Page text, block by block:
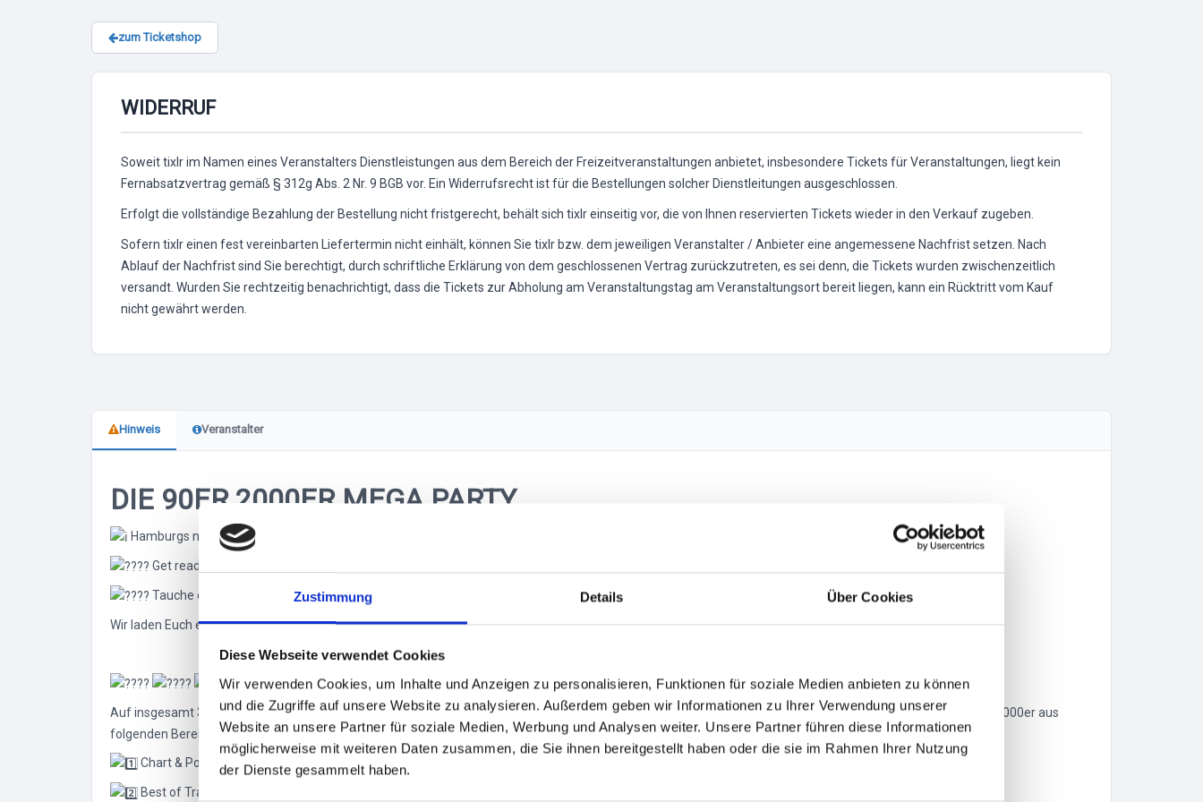
Zustimmung Details Über Cookies
Diese Webseite verwendet Cookies
Wir verwenden Cookies, um Inhalte und Anzeigen zu personalisieren, Funktionen für soziale Medien anbieten zu können
und die Zugriffe auf unsere Website zu analysieren. Außerdem geben wir Informationen zu Ihrer Verwendung unserer
Website an unsere Partner für soziale Medien, Werbung und Analysen weiter. Unsere Partner führen diese Informationen
möglicherweise mit weiteren Daten zusammen, die Sie ihnen bereitgestellt haben oder die sie im Rahmen Ihrer Nutzung
der Dienste gesammelt haben.
zum Ticketshop
WIDERRUF
Soweit tixlr im Namen eines Veranstalters Dienstleistungen aus dem Bereich der Freizeitveranstaltungen anbietet, insbesondere Tickets für Veranstaltungen, liegt kein
Fernabsatzvertrag gemäß § 312g Abs. 2 Nr. 9 BGB vor. Ein Widerrufsrecht ist für die Bestellungen solcher Dienstleitungen ausgeschlossen.
Erfolgt die vollständige Bezahlung der Bestellung nicht fristgerecht, behält sich tixlr einseitig vor, die von Ihnen reservierten Tickets wieder in den Verkauf zugeben.
Sofern tixlr einen fest vereinbarten Liefertermin nicht einhält, können Sie tixlr bzw. dem jeweiligen Veranstalter / Anbieter eine angemessene Nachfrist setzen. Nach
Ablauf der Nachfrist sind Sie berechtigt, durch schriftliche Erklärung von dem geschlossenen Vertrag zurückzutreten, es sei denn, die Tickets wurden zwischenzeitlich
versandt. Wurden Sie rechtzeitig benachrichtigt, dass die Tickets zur Abholung am Veranstaltungstag am Veranstaltungsort bereit liegen, kann ein Rücktritt vom Kauf
nicht gewährt werden.
Hinweis Veranstalter
DIE 90ER 2000ER MEGA PARTY
Hamburgs neue Partyreihe im DOCKS
Get ready for a blast from the past!
Tauche ein in die ultimative Zeitreise: 90er & 2000er Mega Party!
Wir laden Euch ein zu epischen Nächten im angesagten DOCKS, mitten im Herzen der Stadt am Spielbudenplatz/ Reeperbahn!
3 DANCEFLOORS TOP ACTS
Auf insgesamt3 Dancefloors und 2 Ebenenerwartet Euch eine perfekte Mischung aus Konzert & Party. Musikalisch erwarten Euch die größten Hits der 90er / 2000er aus
folgenden Bereichen:
Chart & Pop Hits, Trash, Deutschpop
Best of Trance, Revival